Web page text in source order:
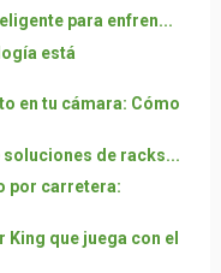
para enfren...
está
en tu cámara: Cómo
de racks...
por carretera:
King que juega con el